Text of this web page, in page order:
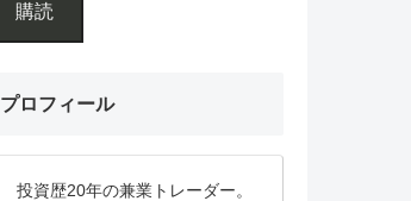
購読
プロフィール
投資歴20年の兼業トレーダー。